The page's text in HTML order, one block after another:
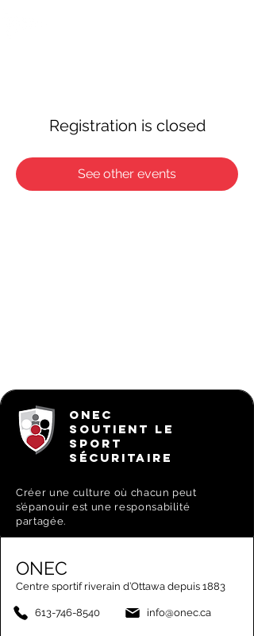
Registration is closed
See other events
ONEC
SOUTIENT LE
SPORT
SÉCURITAIRE
Créer une culture où chacun peut
s’épanouir est une responsabilité
partagée.
ONEC
Centre sportif riverain d’Ottawa depuis 1883
613-746-8540 info@onec.ca